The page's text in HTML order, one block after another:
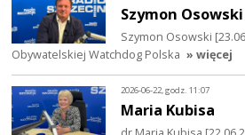
Szymon Osowski
Szymon Osowski
Obywatelskiej Watchdog Polska » więcej
2026-06-22, godz. 11:07
Maria Kubisa